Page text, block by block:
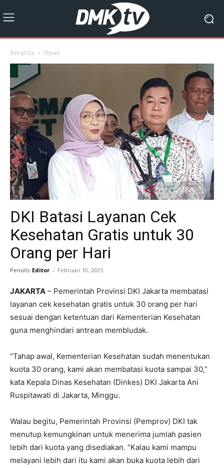
Beranda News
DKI Batasi Layanan Cek
Kesehatan Gratis untuk 30
Orang per Hari
Penulis Editor - Februari 10, 2025
JAKARTA – Pemerintah Provinsi DKI Jakarta membatasi
layanan cek kesehatan gratis untuk 30 orang per hari
sesuai dengan ketentuan dari Kementerian Kesehatan
guna menghindari antrean membludak.
“Tahap awal, Kementerian Kesehatan sudah menentukan
kuota 30 orang, kami akan membatasi kuota sampai 30,”
kata Kepala Dinas Kesehatan (Dinkes) DKI Jakarta Ani
Ruspitawati di Jakarta, Minggu.
Walau begitu, Pemerintah Provinsi (Pemprov) DKI tak
menutup kemungkinan untuk menerima jumlah pasien
lebih dari kuota yang disediakan. “Kalau kami mampu
melayani lebih dari itu kami akan buka kuota lebih dari